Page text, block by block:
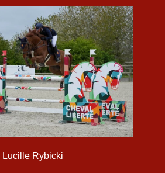
Lucille Rybicki